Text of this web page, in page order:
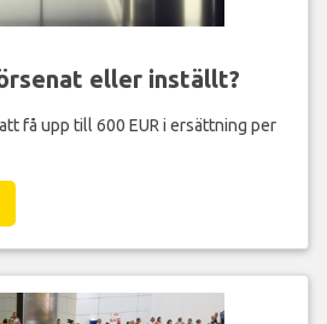
eller inställt?
få upp till 600 EUR i ersättning per